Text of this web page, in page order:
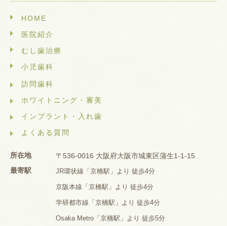
HOME
医院紹介
むし歯治療
小児歯科
訪問歯科
ホワイトニング・審美
インプラント・入れ歯
よくある質問
所在地
〒536-0016 大阪府大阪市城東区蒲生1-1-15
最寄駅
JR環状線「京橋駅」より 徒歩4分
京阪本線「京橋駅」より 徒歩4分
学研都市線「京橋駅」より 徒歩4分
Osaka Metro「京橋駅」より 徒歩5分